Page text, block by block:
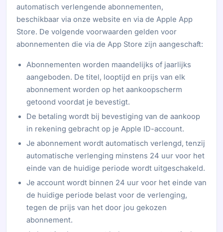
automatisch verlengende abonnementen,
beschikbaar via onze website en via de Apple App
Store. De volgende voorwaarden gelden voor
abonnementen die via de App Store zijn aangeschaft:
Abonnementen worden maandelijks of jaarlijks
aangeboden. De titel, looptijd en prijs van elk
abonnement worden op het aankoopscherm
getoond voordat je bevestigt.
De betaling wordt bij bevestiging van de aankoop
in rekening gebracht op je Apple ID-account.
Je abonnement wordt automatisch verlengd, tenzij
automatische verlenging minstens 24 uur voor het
einde van de huidige periode wordt uitgeschakeld.
Je account wordt binnen 24 uur voor het einde van
de huidige periode belast voor de verlenging,
tegen de prijs van het door jou gekozen
abonnement.